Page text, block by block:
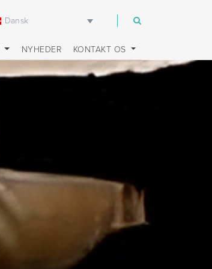
Dansk
NYHEDER KONTAKT OS